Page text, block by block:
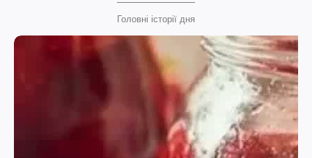
Головні історії дня